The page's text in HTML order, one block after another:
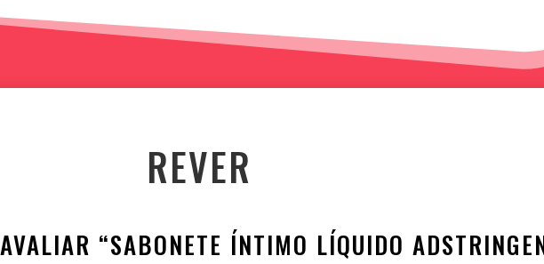
REVER
“SABONETE ÍNTIMO LÍQUIDO